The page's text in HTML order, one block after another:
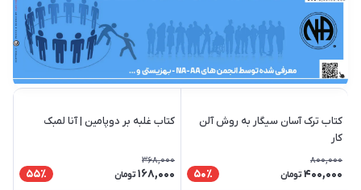
کتاب ترک آسان سیگار به روش آلن
کار
800,000
400,000 تومان 50٪
کتاب غلبه بر دوپامین | آنا لمبک
368,000
168,000 تومان 55٪